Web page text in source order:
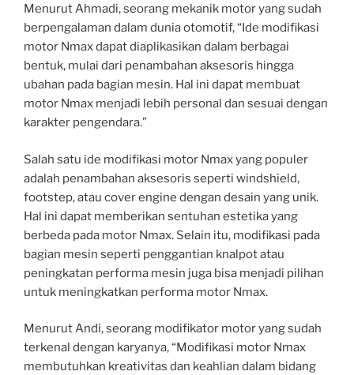
Menurut Ahmadi, seorang mekanik motor yang sudah
berpengalaman dalam dunia otomotif, “Ide modifikasi
motor Nmax dapat diaplikasikan dalam berbagai
bentuk, mulai dari penambahan aksesoris hingga
ubahan pada bagian mesin. Hal ini dapat membuat
motor Nmax menjadi lebih personal dan sesuai dengan
karakter pengendara.”
Salah satu ide modifikasi motor Nmax yang populer
adalah penambahan aksesoris seperti windshield,
footstep, atau cover engine dengan desain yang unik.
Hal ini dapat memberikan sentuhan estetika yang
berbeda pada motor Nmax. Selain itu, modifikasi pada
bagian mesin seperti penggantian knalpot atau
peningkatan performa mesin juga bisa menjadi pilihan
untuk meningkatkan performa motor Nmax.
Menurut Andi, seorang modifikator motor yang sudah
terkenal dengan karyanya, “Modifikasi motor Nmax
membutuhkan kreativitas dan keahlian dalam bidang